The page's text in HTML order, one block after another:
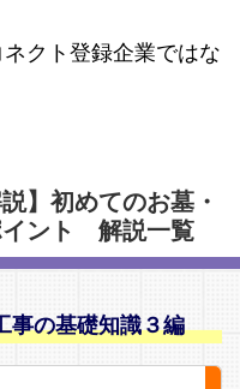
クト登録企業ではな
】初めてのお墓・
イント 解説一覧
事の基礎知識３編